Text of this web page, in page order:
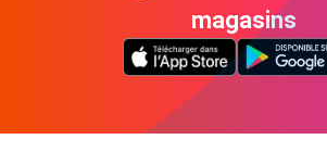
magasins